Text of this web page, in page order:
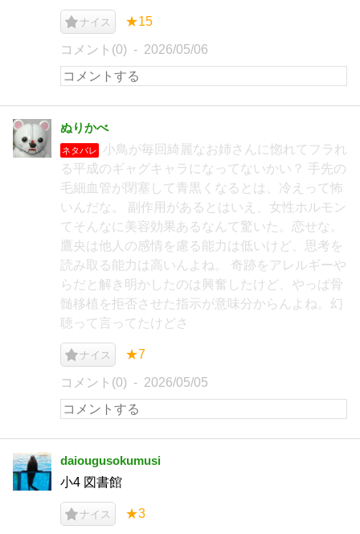
ナイス ★15
コメント(0) 2026/05/06
ぬりかべ
ネタバレ
小鳥が毎回綺麗なお姉さんに惚れてフラれ
る平成のギャグキャラになってないかい？ 手先の
毛細血管が閉塞して青黒くなるとは、冷えって怖
いんだな。 副作用があるとはいえ、女性ホルモン
てそんなに美容効果あるなんて驚いた。恋せな。
鷹央は他人の感情を慮る能力は低いけど、思考を
読み取る能力は高いんよね。 奇跡をアレルギーや
らだと解き明かしたのは興奮したけど、やっぱ骨
髄移植を拒否させた指示が意味分からんよね。幻
聴って言ってたけどさ
ナイス ★7
コメント(0) 2026/05/05
daiougusokumusi
小4 図書館
ナイス ★3